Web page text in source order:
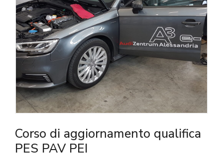
Corso di aggiornamento qualifica
PES PAV PEI